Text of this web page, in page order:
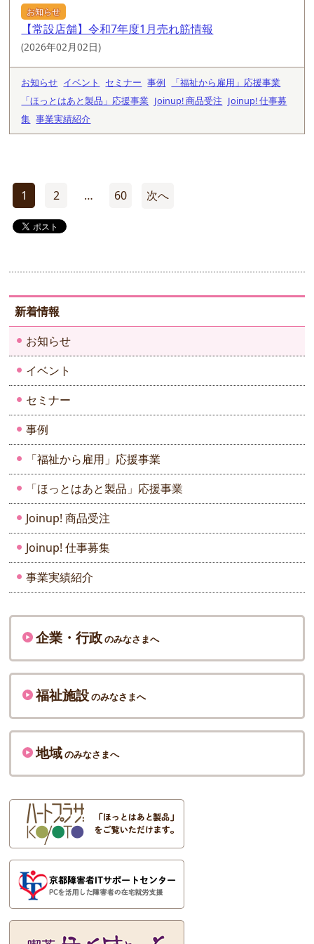
お知らせ
【常設店舗】令和7年度1月売れ筋情報
(2026年02月02日)
お知らせ イベント セミナー 事例
「福祉から雇用」応援事業
「ほっとはあと製品」応援事業 Joinup! 商品受注 Joinup! 仕事募
集 事業実績紹介
投
稿
ペ
ー
ジ
送
り
1 2 … 60 次へ
新着情報
お知らせ
イベント
セミナー
事例
「福祉から雇用」応援事業
「ほっとはあと製品」応援事業
Joinup! 商品受注
Joinup! 仕事募集
事業実績紹介
企業・行政のみなさまへ
福祉施設のみなさまへ
地域のみなさまへ